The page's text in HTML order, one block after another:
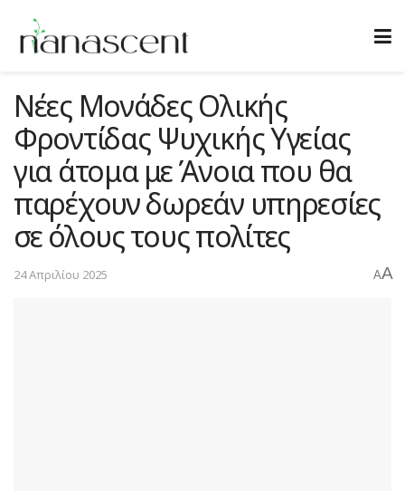
Νέες Μονάδες Ολικής
Φροντίδας Ψυχικής Υγείας
για άτομα με Άνοια που θα
παρέχουν δωρεάν υπηρεσίες
σε όλους τους πολίτες
24 Απριλίου 2025 AA